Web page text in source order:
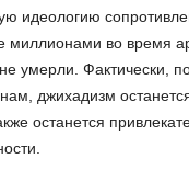
идеологию
миллионами во время
умерли. Фактически,
джихадизм
останется